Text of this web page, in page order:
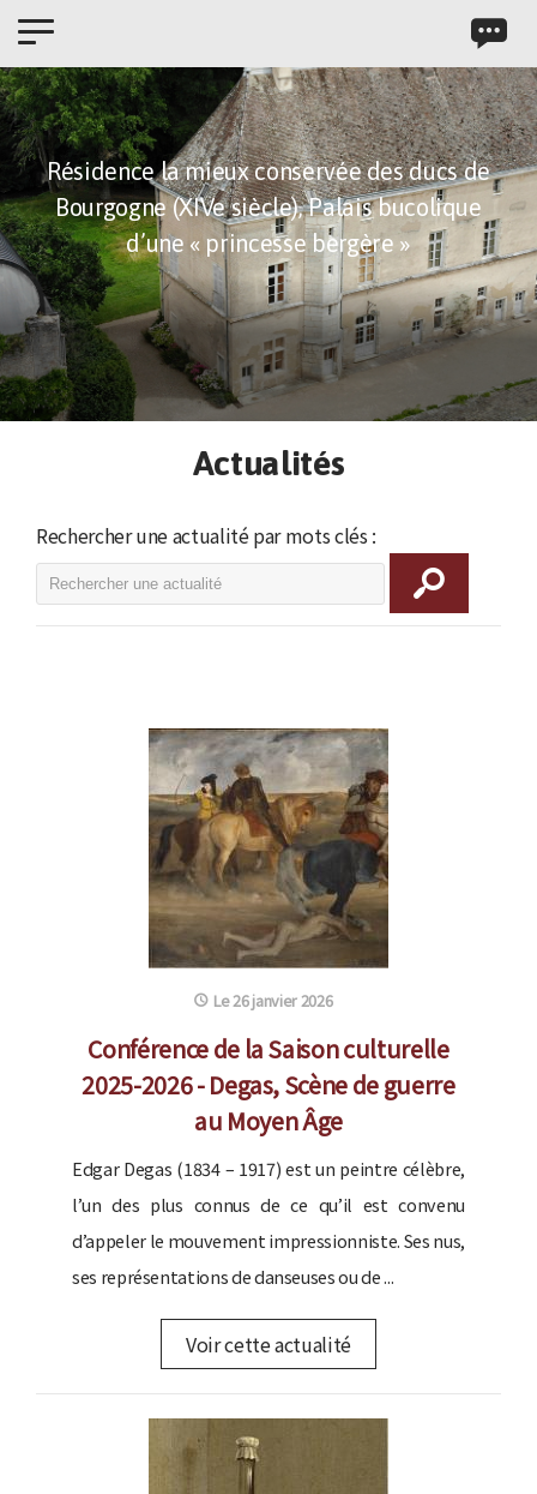
Résidence la mieux conservée des ducs de
Bourgogne (XIVe siècle),Palais bucolique
d’une « princesse bergère »
Actualités
Rechercher une actualité par mots clés :
Le 26 janvier 2026
Conférence de la Saison culturelle
2025-2026 - Degas, Scène de guerre
au Moyen Âge
Edgar Degas (1834 – 1917) est un peintre célèbre,
l’un des plus connus de ce qu’il est convenu
d’appeler le mouvement impressionniste. Ses nus,
ses représentations de danseuses ou de ...
Voir cette actualité
Panneau de gestion des cookies